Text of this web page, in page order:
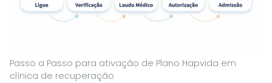
Passo a Passo para ativação de Plano Hapvida em
clínica de recuperação